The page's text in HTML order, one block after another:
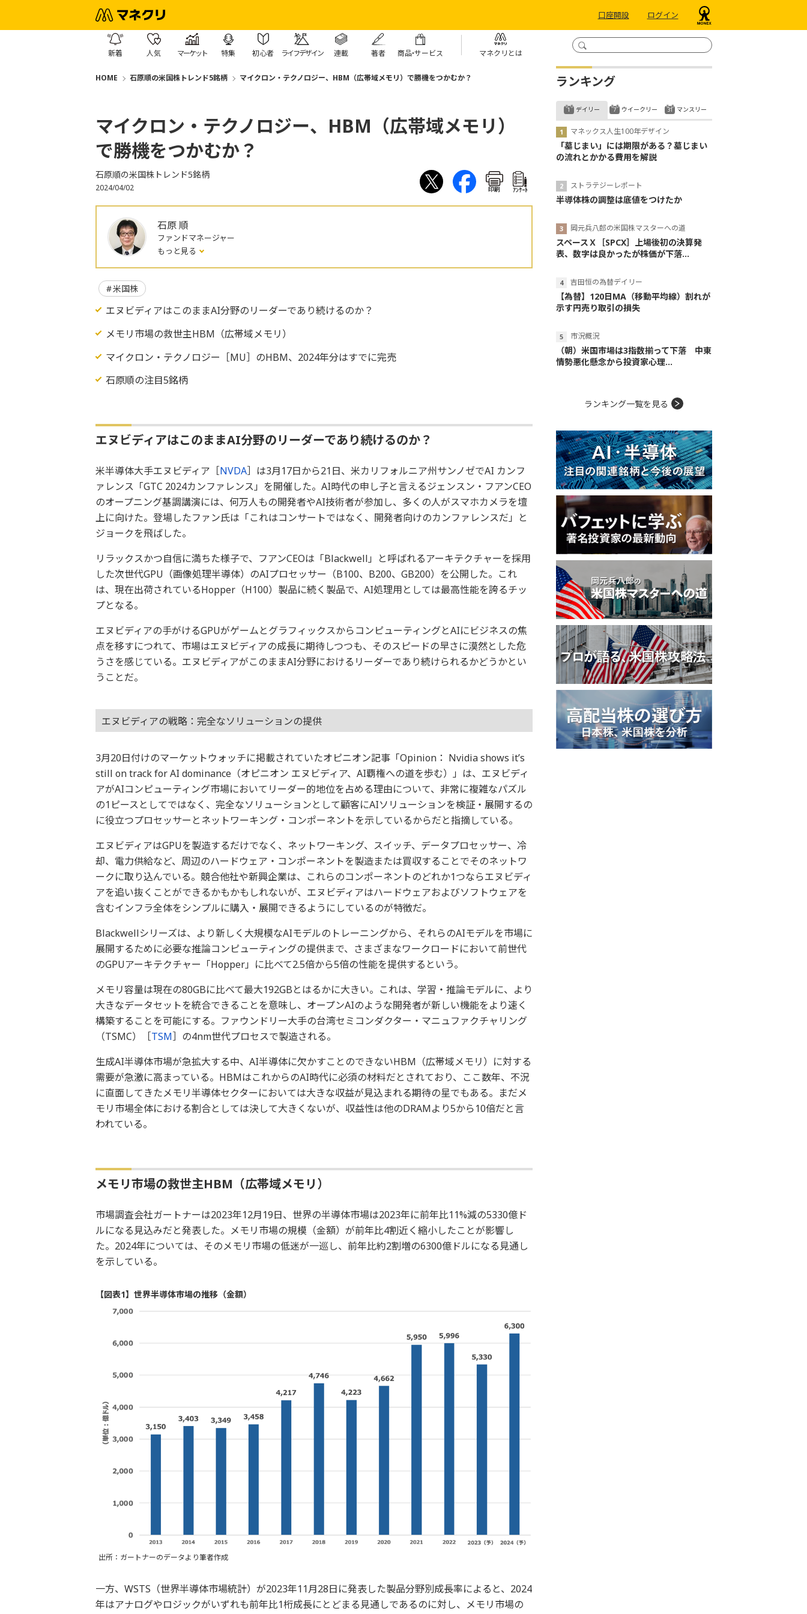
口座開設 ログイン
新着 人気 マーケット 特集 初心者 ライフデザイン 連載 著者 商品・サービス マネクリとは
HOME 石原順の米国株トレンド5銘柄 マイクロン・テクノロジー、HBM（広帯域メモリ）で勝機をつかむか？
マイクロン・テクノロジー、HBM（広帯域メモリ）
で勝機をつかむか？
石原順の米国株トレンド5銘柄
2024/04/02 印刷 ｱﾝｹｰﾄ
石原 順
ファンドマネージャー
もっと見る
米国株
エヌビディアはこのままAI分野のリーダーであり続けるのか？
メモリ市場の救世主HBM（広帯域メモリ）
マイクロン・テクノロジー［MU］のHBM、2024年分はすでに完売
石原順の注目5銘柄
エヌビディアはこのままAI分野のリーダーであり続けるのか？
米半導体大手エヌビディア［NVDA］は3月17日から21日、米カリフォルニア州サンノゼでAI カンフ
ァレンス「GTC 2024カンファレンス」を開催した。AI時代の申し子と言えるジェンスン・フアンCEO
のオープニング基調講演には、何万人もの開発者やAI技術者が参加し、多くの人がスマホカメラを壇
上に向けた。登場したファン氏は「これはコンサートではなく、開発者向けのカンファレンスだ」と
ジョークを飛ばした。
リラックスかつ自信に満ちた様子で、フアンCEOは「Blackwell」と呼ばれるアーキテクチャーを採用
した次世代GPU（画像処理半導体）のAIプロセッサー（B100、B200、GB200）を公開した。これ
は、現在出荷されているHopper（H100）製品に続く製品で、AI処理用としては最高性能を誇るチッ
プとなる。
エヌビディアの手がけるGPUがゲームとグラフィックスからコンピューティングとAIにビジネスの焦
点を移すにつれて、市場はエヌビディアの成長に期待しつつも、そのスピードの早さに漠然とした危
うさを感じている。エヌビディアがこのままAI分野におけるリーダーであり続けられるかどうかとい
うことだ。
エヌビディアの戦略：完全なソリューションの提供
3月20日付けのマーケットウォッチに掲載されていたオピニオン記事「Opinion： Nvidia shows it’s
still on track for AI dominance（オピニオン エヌビディア、AI覇権への道を歩む）」は、エヌビディ
アがAIコンピューティング市場においてリーダー的地位を占める理由について、非常に複雑なパズル
の1ピースとしてではなく、完全なソリューションとして顧客にAIソリューションを検証・展開するの
に役立つプロセッサーとネットワーキング・コンポーネントを示しているからだと指摘している。
エヌビディアはGPUを製造するだけでなく、ネットワーキング、スイッチ、データプロセッサー、冷
却、電力供給など、周辺のハードウェア・コンポーネントを製造または買収することでそのネットワ
ークに取り込んでいる。競合他社や新興企業は、これらのコンポーネントのどれか1つならエヌビディ
アを追い抜くことができるかもかもしれないが、エヌビディアはハードウェアおよびソフトウェアを
含むインフラ全体をシンプルに購入・展開できるようにしているのが特徴だ。
Blackwellシリーズは、より新しく大規模なAIモデルのトレーニングから、それらのAIモデルを市場に
展開するために必要な推論コンピューティングの提供まで、さまざまなワークロードにおいて前世代
のGPUアーキテクチャー「Hopper」に比べて2.5倍から5倍の性能を提供するという。
メモリ容量は現在の80GBに比べて最大192GBとはるかに大きい。これは、学習・推論モデルに、より
大きなデータセットを統合できることを意味し、オープンAIのような開発者が新しい機能をより速く
構築することを可能にする。ファウンドリー大手の台湾セミコンダクター・マニュファクチャリング
（TSMC）［TSM］の4nm世代プロセスで製造される。
生成AI半導体市場が急拡大する中、AI半導体に欠かすことのできないHBM（広帯域メモリ）に対する
需要が急激に高まっている。HBMはこれからのAI時代に必須の材料だとされており、ここ数年、不況
に直面してきたメモリ半導体セクターにおいては大きな収益が見込まれる期待の星でもある。まだメ
モリ市場全体における割合としては決して大きくないが、収益性は他のDRAMより5から10倍だと言
われている。
メモリ市場の救世主HBM（広帯域メモリ）
市場調査会社ガートナーは2023年12月19日、世界の半導体市場は2023年に前年比11%減の5330億ド
ルになる見込みだと発表した。メモリ市場の規模（金額）が前年比4割近く縮小したことが影響し
た。2024年については、そのメモリ市場の低迷が一巡し、前年比約2割増の6300億ドルになる見通し
を示している。
【図表1】世界半導体市場の推移（金額）
出所：ガートナーのデータより筆者作成
一方、WSTS（世界半導体市場統計）が2023年11月28日に発表した製品分野別成長率によると、2024
年はアナログやロジックがいずれも前年比1桁成長にとどまる見通しであるのに対し、メモリ市場の
ランキング
デイリー
マネックス人生100年デザイン
「墓じまい」には期限がある？墓じまい
の流れとかかる費用を解説
ストラテジーレポート
半導体株の調整は底値をつけたか
岡元兵八郎の米国株マスターへの道
スペースＸ［SPCX］上場後初の決算発
表、数字は良かったが株価が下落...
吉田恒の為替デイリー
【為替】120日MA（移動平均線）割れが
示す円売り取引の損失
市況概況
（朝）米国市場は3指数揃って下落 中東
情勢悪化懸念から投資家心理...
ウイークリー マンスリー
ランキング一覧を見る